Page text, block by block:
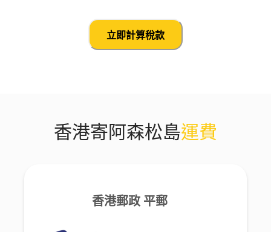
立即計算稅款
香港寄阿森松島運費
香港郵政 平郵